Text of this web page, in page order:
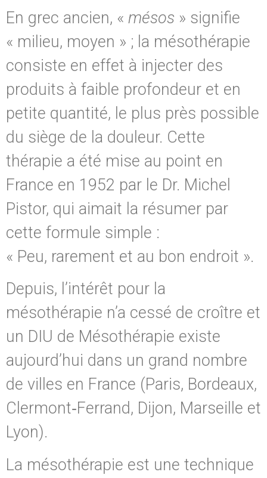
En grec ancien, « mésos » signifie
« milieu, moyen » ; la mésothérapie
consiste en effet à injecter des
produits à faible profondeur et en
petite quantité, le plus près possible
du siège de la douleur. Cette
thérapie a été mise au point en
France en 1952 par le Dr. Michel
Pistor, qui aimait la résumer par
cette formule simple :
« Peu, rarement et au bon endroit ».
Depuis, l’intérêt pour la
mésothérapie n’a cessé de croître et
un DIU de Mésothérapie existe
aujourd’hui dans un grand nombre
de villes en France (Paris, Bordeaux,
Clermont‑Ferrand, Dijon, Marseille et
Lyon).
La mésothérapie est une technique